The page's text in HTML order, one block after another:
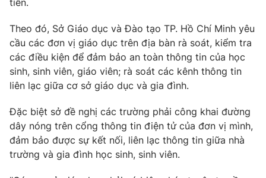
tiền.
Theo đó, Sở Giáo dục và Đào tạo TP. Hồ Chí Minh yêu
cầu các đơn vị giáo dục trên địa bàn rà soát, kiểm tra
các điều kiện để đảm bảo an toàn thông tin của học
sinh, sinh viên, giáo viên; rà soát các kênh thông tin
liên lạc giữa cơ sở giáo dục và gia đình.
Đặc biệt sở đề nghị các trường phải công khai đường
dây nóng trên cổng thông tin điện tử của đơn vị mình,
đảm bảo được sự kết nối, liên lạc thông tin giữa nhà
trường và gia đình học sinh, sinh viên.